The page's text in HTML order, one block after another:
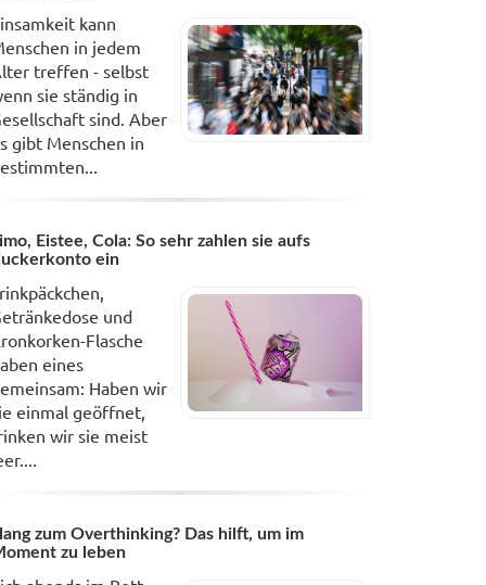
kann
in jedem
treffen - selbst
sie ständig in
sind. Aber
gibt Menschen in
Eistee, Cola: So sehr zahlen sie aufs
ein
und
Flasche
eines
Haben wir
einmal geöffnet,
wir sie meist
zum Overthinking? Das hilft, um im
zu leben